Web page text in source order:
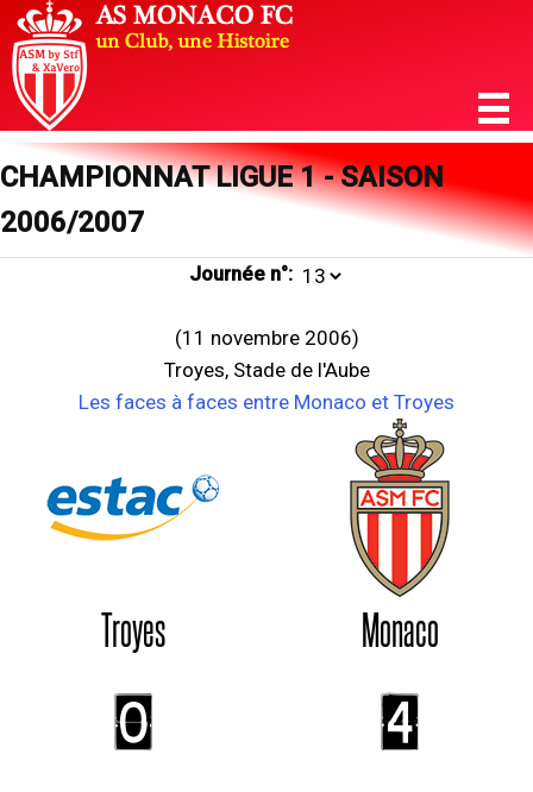
CHAMPIONNAT LIGUE 1 - SAISON
2006/2007
Journée n°:
(11 novembre 2006)
Troyes, Stade de l'Aube
Les faces à faces entre Monaco et Troyes
Troyes Monaco
0 4